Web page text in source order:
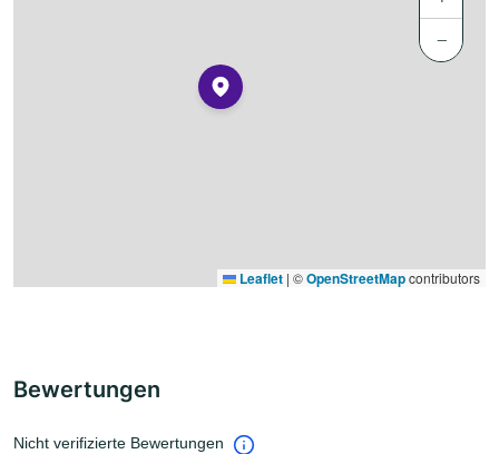
−
Leaflet | ©OpenStreetMapcontributors
Bewertungen
Nicht verifizierte Bewertungen